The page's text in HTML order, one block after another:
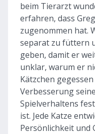
beim Tierarzt
erfahren, dass
zugenommen hat.
separat zu füttern
geben, damit er
unklar, warum er
Kätzchen
Verbesserung
Spielverhaltens
ist. Jede Katze
Persönlichkeit und